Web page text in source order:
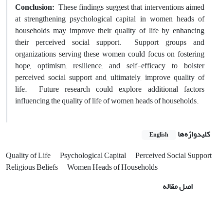
Conclusion: These findings suggest that interventions aimed
at strengthening psychological capital in women heads of
households may improve their quality of life by enhancing
their perceived social support. Support groups and
organizations serving these women could focus on fostering
hope, optimism, resilience, and self-efficacy to bolster
perceived social support and, ultimately, improve quality of
life. Future research could explore additional factors
influencing the quality of life of women heads of households.
کلیدواژه‌ها English
Quality of Life Psychological Capital
Perceived Social Support
Religious Beliefs
Women Heads of Households
اصل مقاله